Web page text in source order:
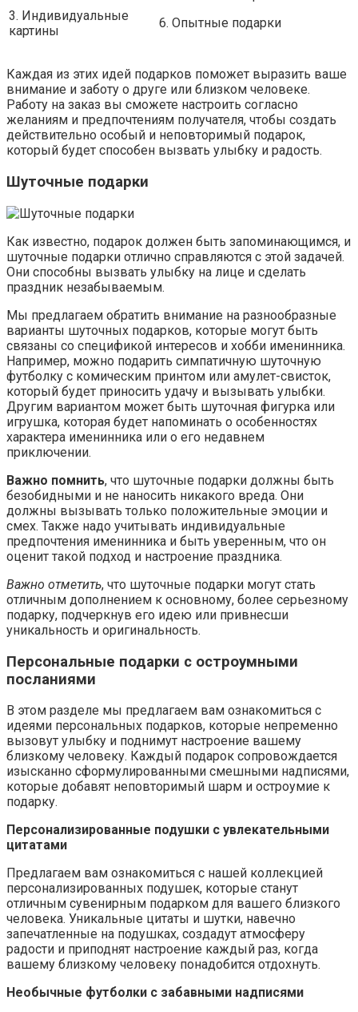
3. Индивидуальные
картины
6. Опытные подарки
Каждая из этих идей подарков поможет выразить ваше
внимание и заботу о друге или близком человеке.
Работу на заказ вы сможете настроить согласно
желаниям и предпочтениям получателя, чтобы создать
действительно особый и неповторимый подарок,
который будет способен вызвать улыбку и радость.
Шуточные подарки
Как известно, подарок должен быть запоминающимся, и
шуточные подарки отлично справляются с этой задачей.
Они способны вызвать улыбку на лице и сделать
праздник незабываемым.
Мы предлагаем обратить внимание на разнообразные
варианты шуточных подарков, которые могут быть
связаны со спецификой интересов и хобби именинника.
Например, можно подарить симпатичную шуточную
футболку с комическим принтом или амулет-свисток,
который будет приносить удачу и вызывать улыбки.
Другим вариантом может быть шуточная фигурка или
игрушка, которая будет напоминать о особенностях
характера именинника или о его недавнем
приключении.
Важно помнить, что шуточные подарки должны быть
безобидными и не наносить никакого вреда. Они
должны вызывать только положительные эмоции и
смех. Также надо учитывать индивидуальные
предпочтения именинника и быть уверенным, что он
оценит такой подход и настроение праздника.
Важно отметить, что шуточные подарки могут стать
отличным дополнением к основному, более серьезному
подарку, подчеркнув его идею или привнесши
уникальность и оригинальность.
Персональные подарки с остроумными
посланиями
В этом разделе мы предлагаем вам ознакомиться с
идеями персональных подарков, которые непременно
вызовут улыбку и поднимут настроение вашему
близкому человеку. Каждый подарок сопровождается
изысканно сформулированными смешными надписями,
которые добавят неповторимый шарм и остроумие к
подарку.
Персонализированные подушки с увлекательными
цитатами
Предлагаем вам ознакомиться с нашей коллекцией
персонализированных подушек, которые станут
отличным сувенирным подарком для вашего близкого
человека. Уникальные цитаты и шутки, навечно
запечатленные на подушках, создадут атмосферу
радости и приподнят настроение каждый раз, когда
вашему близкому человеку понадобится отдохнуть.
Необычные футболки с забавными надписями